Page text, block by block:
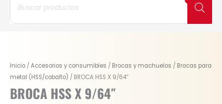
productos
Inicio /Accesorios y consumibles / Brocas y machuelos / Brocas para
metal (HSS/cobalto) / BROCA HSS X 9/64″
BROCA HSS X 9/64″